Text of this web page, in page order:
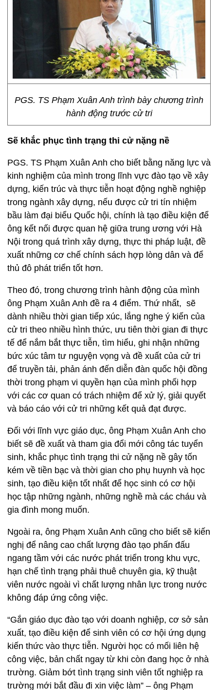
PGS. TS Phạm Xuân Anh trình bày chương trình
hành động trước cử tri
Sẽ khắc phục tình trạng thi cử nặng nề
PGS. TS Phạm Xuân Anh cho biết bằng năng lực và
kinh nghiệm của mình trong lĩnh vực đào tạo về xây
dựng, kiến trúc và thực tiễn hoạt động nghề nghiệp
trong ngành xây dựng, nếu được cử tri tín nhiệm
bầu làm đại biểu Quốc hội, chính là tạo điều kiện để
ông kết nối được quan hệ giữa trung ương với Hà
Nội trong quá trình xây dựng, thực thi pháp luật, đề
xuất những cơ chế chính sách hợp lòng dân và để
thủ đô phát triển tốt hơn.
Theo đó, trong chương trình hành động của mình
ông Phạm Xuân Anh đề ra 4 điểm. Thứ nhất, sẽ
dành nhiều thời gian tiếp xúc, lắng nghe ý kiến của
cử tri theo nhiều hình thức, ưu tiên thời gian đi thực
tế để nắm bắt thực tiễn, tìm hiểu, ghi nhận những
bức xúc tâm tư nguyện vọng và đề xuất của cử tri
để truyền tải, phản ánh đến diễn đàn quốc hội đồng
thời trong phạm vi quyền hạn của mình phối hợp
với các cơ quan có trách nhiệm để xử lý, giải quyết
và báo cáo với cử tri những kết quả đạt được.
Đối với lĩnh vực giáo dục, ông Phạm Xuân Anh cho
biết sẽ đề xuất và tham gia đổi mới công tác tuyển
sinh, khắc phục tình trạng thi cử nặng nề gây tốn
kém về tiền bạc và thời gian cho phụ huynh và học
sinh, tạo điều kiện tốt nhất để học sinh có cơ hội
học tập những ngành, những nghề mà các cháu và
gia đình mong muốn.
Ngoài ra, ông Phạm Xuân Anh cũng cho biết sẽ kiến
nghị để nâng cao chất lượng đào tạo phấn đấu
ngang tầm với các nước phát triển trong khu vực,
hạn chế tình trạng phải thuê chuyên gia, kỹ thuật
viên nước ngoài vì chất lượng nhân lực trong nước
không đáp ứng công việc.
“Gắn giáo dục đào tạo với doanh nghiệp, cơ sở sản
xuất, tạo điều kiện để sinh viên có cơ hội ứng dụng
kiến thức vào thực tiễn. Người học có mối liên hệ
công việc, bản chất ngay từ khi còn đang học ở nhà
trường. Giảm bớt tình trạng sinh viên tốt nghiệp ra
trường mới bắt đầu đi xin việc làm” – ông Phạm